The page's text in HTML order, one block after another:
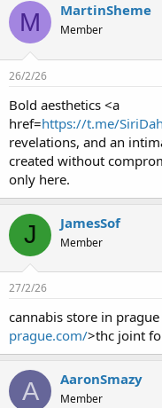
M MartinSheme
Member
26/2/26
Bold aesthetics <a
href=https://t.me/
revelations, and an
created without
only here.
J JamesSof
Member
27/2/26
cannabis store in
prague.com/>thc joint
A AaronSmazy
Member